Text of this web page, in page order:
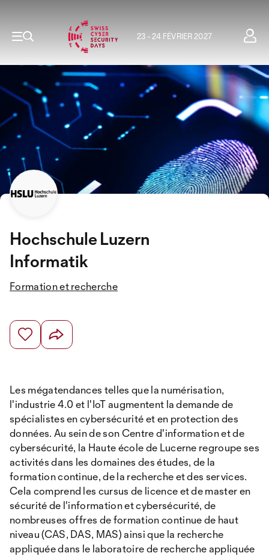
23 - 24 FÉVRIER 2027
Hochschule Luzern
Informatik
Formation et recherche
Les mégatendances telles que la numérisation,
l'industrie 4.0 et l'IoT augmentent la demande de
spécialistes en cybersécurité et en protection des
données. Au sein de son Centre d'information et de
cybersécurité, la Haute école de Lucerne regroupe ses
activités dans les domaines des études, de la
formation continue, de la recherche et des services.
Cela comprend les cursus de licence et de master en
sécurité de l'information et cybersécurité, de
nombreuses offres de formation continue de haut
niveau (CAS, DAS, MAS) ainsi que la recherche
appliquée dans le laboratoire de recherche appliquée